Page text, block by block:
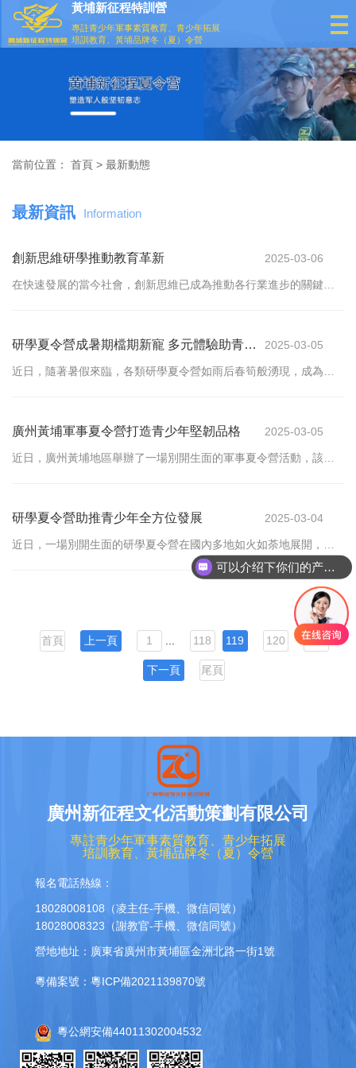
黃埔新征程特訓營
專註青少年軍事素質教育、青少年拓展
培訓教育、黃埔品牌冬（夏）令營
當前位置： 首頁 > 最新動態
最新資訊 Information
2025-03-06
創新思維研學推動教育革新
在快速發展的當今社會，創新思維已成為推動各行業進步的關鍵因
2025-03-05
研學夏令營成暑期檔期新寵 多元體驗助青少
近日，隨著暑假來臨，各類研學夏令營如雨后春筍般湧現，成為不
2025-03-05
廣州黃埔軍事夏令營打造青少年堅韌品格
近日，廣州黃埔地區舉辦了一場別開生面的軍事夏令營活動，該活
2025-03-04
研學夏令營助推青少年全方位發展
近日，一場別開生面的研學夏令營在國內多地如火如荼地展開，吸
引了大批青少年積極參與。該夏令營以寓教於樂的方式，結合實地
考察、互動體驗以及學術交流，為孩子們提供了一
首頁 上一頁 1 118 119 120 121
下一頁 尾頁
廣州新征程文化活動策劃有限公司
專註青少年軍事素質教育、青少年拓展
培訓教育、黃埔品牌冬（夏）令營
報名電話熱線：
18028008108（凌主任-手機、微信同號）
18028008323（謝教官-手機、微信同號）
營地地址：廣東省廣州市黃埔區金洲北路一街1號
粵備案號：粵ICP備2021139870號
粵公網安備44011302004532
可以介绍下你们的产品么